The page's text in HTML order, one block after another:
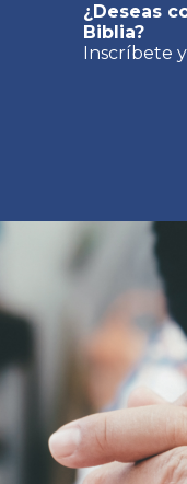
¿Deseas
Biblia?
Inscríbete